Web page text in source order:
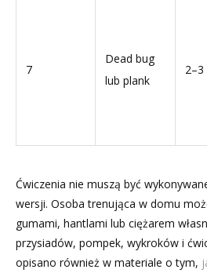
7
Dead bug
lub plank
2–3
Ćwiczenia nie muszą być
wersji. Osoba trenująca w domu
gumami, hantlami lub ciężarem
przysiadów, pompek, wykroków i
opisano również w materiale o tym,